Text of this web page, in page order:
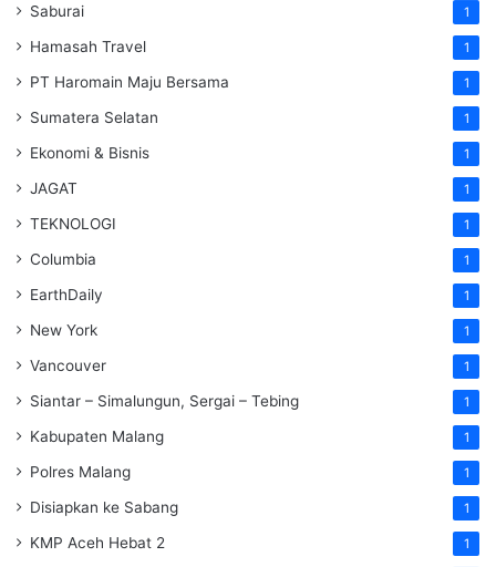
Saburai 1
Hamasah Travel 1
PT Haromain Maju Bersama 1
Sumatera Selatan 1
Ekonomi & Bisnis 1
JAGAT 1
TEKNOLOGI 1
Columbia 1
EarthDaily 1
New York 1
Vancouver 1
Siantar – Simalungun, Sergai – Tebing 1
Kabupaten Malang 1
Polres Malang 1
Disiapkan ke Sabang 1
KMP Aceh Hebat 2 1